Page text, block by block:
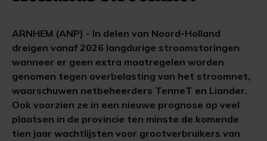
ARNHEM (ANP) - In delen van Noord-Holland
dreigen vanaf 2026 langdurige stroomstoringen
wanneer er geen extra maatregelen worden
genomen tegen overbelasting van het stroomnet,
waarschuwen netbeheerders TenneT en Liander.
Ook voorzien ze in een nieuwe prognose op veel
plaatsen in de provincie ten minste de komende
tien jaar wachtlijsten voor grootverbruikers van